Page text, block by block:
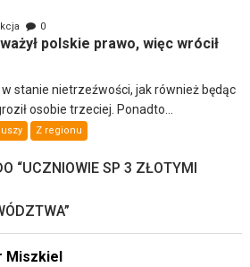
0
polskie prawo, więc wrócił
stanie nietrzeźwości, jak również będąc
osobie trzeciej. Ponadto...
Z regionu
“UCZNIOWIE SP 3 ZŁOTYMI
”
Miszkiel